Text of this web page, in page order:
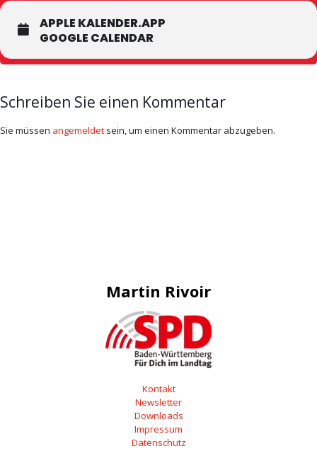
APPLE KALENDER.APP
GOOGLE CALENDAR
Schreiben Sie einen Kommentar
Sie müssen angemeldet sein, um einen Kommentar abzugeben.
Martin Rivoir
Kontakt
Newsletter
Downloads
Impressum
Datenschutz